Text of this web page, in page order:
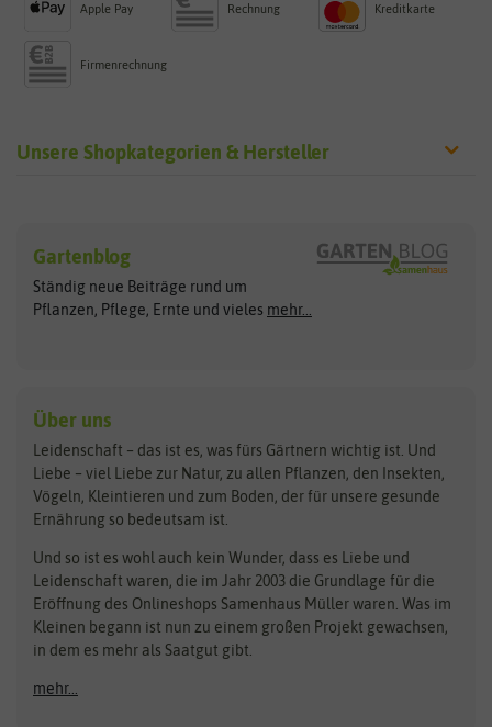
Apple Pay Rechnung Kreditkarte
Firmenrechnung
Unsere Shopkategorien & Hersteller
Exotische Samen
Gemüsesamen
Gründünger
Kräutersamen
Obstsamen
Pilzbrut
Rasensamen
Steckzwiebeln
Zimmer & Kübelpflanzen
Kataloge
Schnäppchen
Anzucht & Gartenzubehör
Anzuchtschalen
Arche Noah
ASB Greenworld
Benary
Bingenheimer Saatgut
BioBalu
Bionana
BIOWOL
Blumicorn
Bûten Birds
Clever Pots
COMPO
Dürr-Samen
elho
Feldsaaten Freudenberger
Fertil
Flora Elite
Gartenblog
Ständig neue Beiträge rund um
Pflanzen, Pflege, Ernte und vieles mehr...
Über uns
Leidenschaft – das ist es, was fürs Gärtnern wichtig ist. Und
Liebe – viel Liebe zur Natur, zu allen Pflanzen, den Insekten,
Vögeln, Kleintieren und zum Boden, der für unsere gesunde
Ernährung so bedeutsam ist.
Und so ist es wohl auch kein Wunder, dass es Liebe und
Leidenschaft waren, die im Jahr 2003 die Grundlage für die
Eröffnung des Onlineshops Samenhaus Müller waren. Was im
Kleinen begann ist nun zu einem großen Projekt gewachsen,
in dem es mehr als Saatgut gibt.
mehr...